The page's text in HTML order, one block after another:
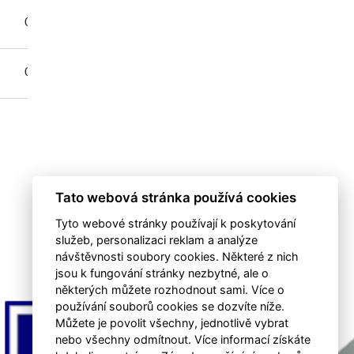
0
0
Tato webová stránka používá cookies
Tyto webové stránky používají k poskytování
služeb, personalizaci reklam a analýze
návštěvnosti soubory cookies. Některé z nich
jsou k fungování stránky nezbytné, ale o
některých můžete rozhodnout sami. Více o
používání souborů cookies se dozvíte níže.
Můžete je povolit všechny, jednotlivě vybrat
nebo všechny odmítnout. Více informací získáte